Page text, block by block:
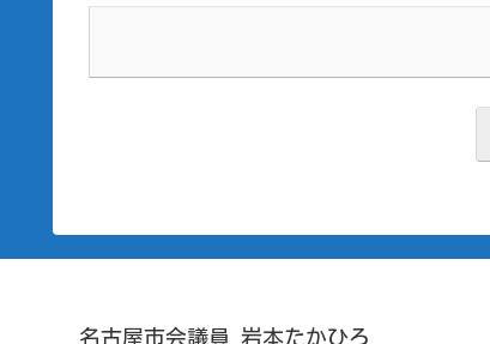
名古屋市会議員 岩本たかひろ